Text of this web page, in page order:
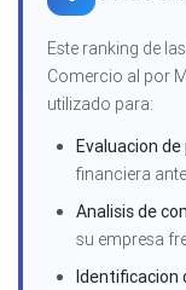
Este ranking de
Comercio al por
utilizado para:
Evaluacion
financiera
Analisis de
su empresa
Identificacion